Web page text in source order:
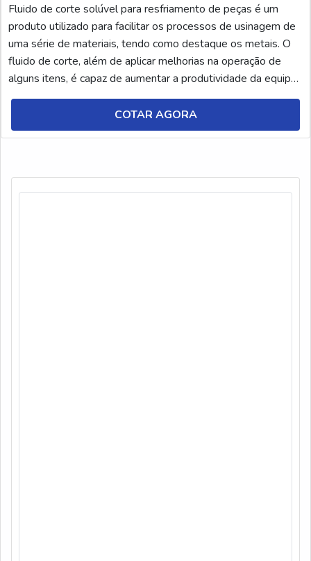
Fluido de corte solúvel para resfriamento de peças é um
produto utilizado para facilitar os processos de usinagem de
uma série de materiais, tendo como destaque os metais. O
fluido de corte, além de aplicar melhorias na operação de
alguns itens, é capaz de aumentar a produtividade da equipe
e tornar o ambiente de trabalho mais organizado e
higienizado. No entanto, é fundamental conhecer cada tipo de
fluido de corte e suas respectivas ap...
COTAR AGORA